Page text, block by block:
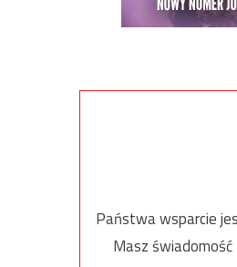
Państwa wsparcie
Masz